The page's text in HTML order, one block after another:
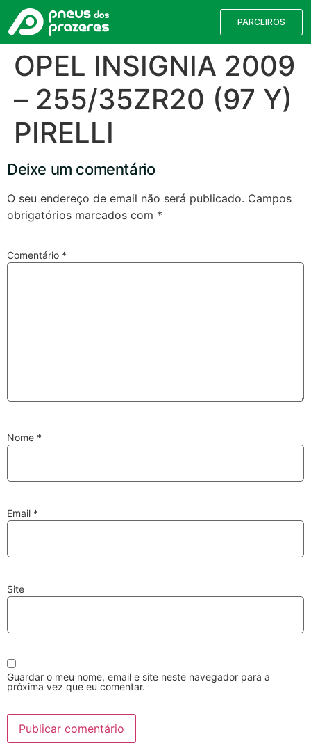
PARCEIROS
OPEL INSIGNIA 2009
– 255/35ZR20 (97 Y)
PIRELLI
Deixe um comentário
O seu endereço de email não será publicado. Campos
obrigatórios marcados com *
Comentário *
Nome *
Email *
Site
Guardar o meu nome, email e site neste navegador para a
próxima vez que eu comentar.
Encontre o pneu correto para a sua
Válvulas TPMS
Discos e Pastilhas
Amortecedores
Lavagem Manual